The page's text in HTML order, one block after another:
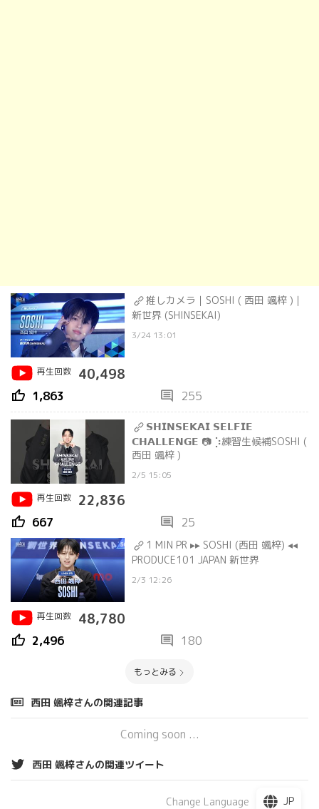
推しカメラ｜SOSHI ( 西田 颯梓 )｜
新世界 (SHINSEKAI)
3/24 13:01
再生回数 40,498
thumb_up 1,863 comment 255
𝗦𝗛𝗜𝗡𝗦𝗘𝗞𝗔𝗜 𝗦𝗘𝗟𝗙𝗜𝗘
𝗖𝗛𝗔𝗟𝗟𝗘𝗡𝗚𝗘 📷 ⡱練習生候補SOSHI (
西田 颯梓 )
2/5 15:05
再生回数
22,836
thumb_up 667 comment 25
1 MIN PR ▸▸ SOSHI (西田 颯梓) ◂◂
PRODUCE101 JAPAN 新世界
2/3 12:26
再生回数 48,780
thumb_up 2,496 comment 180
もっとみる
西田 颯梓さんの関連記事
Coming soon ...
西田 颯梓さんの関連ツイート
Change Language JP